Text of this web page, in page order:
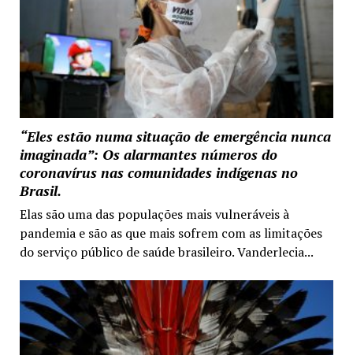
“Eles estão numa situação de emergência nunca
imaginada”: Os alarmantes números do
coronavírus nas comunidades indígenas no
Brasil.
Elas são uma das populações mais vulneráveis à
pandemia e são as que mais sofrem com as limitações
do serviço público de saúde brasileiro. Vanderlecia...